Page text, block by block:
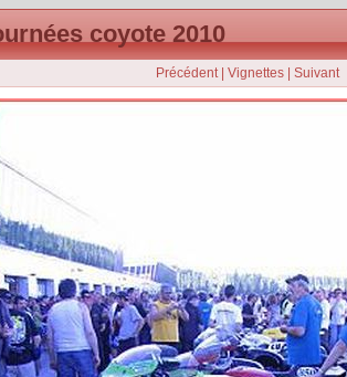
coyote 2010
Précédent| Vignettes Suivant